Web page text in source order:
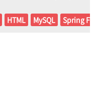
HTML MySQL Spring